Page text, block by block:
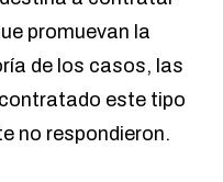
promuevan la
de los casos, las
este tipo
no respondieron.